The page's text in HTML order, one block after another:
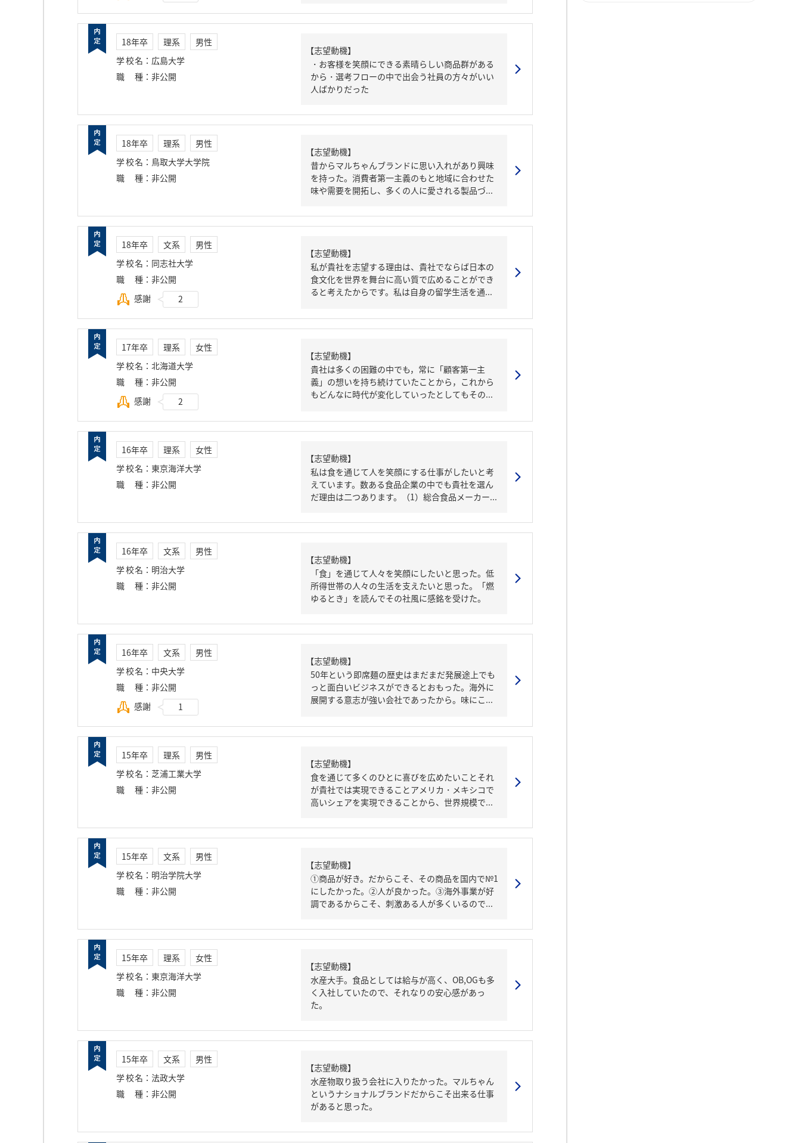
18年卒 理系
男性
学校名 ： 広島大学
職種 ： 非公開
【志望動機】
・お客様を笑顔にできる素晴らしい商品群がある
から・選考フローの中で出会う社員の方々がいい
人ばかりだった
18年卒 理系
男性
学校名 ： 鳥取大学大学院
職種 ： 非公開
【志望動機】
昔からマルちゃんブランドに思い入れがあり興味
を持った。消費者第一主義のもと地域に合わせた
味や需要を開拓し、多くの人に愛される製品づ...
18年卒 文系
男性
学校名 ： 同志社大学
職種 ： 非公開
感謝
2
【志望動機】
私が貴社を志望する理由は、貴社でならば日本の
食文化を世界を舞台に高い質で広めることができ
ると考えたからです。私は自身の留学生活を通...
17年卒 理系
女性
学校名 ： 北海道大学
職種 ： 非公開
感謝
2
【志望動機】
貴社は多くの困難の中でも，常に「顧客第一主
義」の想いを持ち続けていたことから，これから
もどんなに時代が変化していったとしてもその...
16年卒 理系
女性
学校名 ： 東京海洋大学
職種 ： 非公開
【志望動機】
私は食を通じて人を笑顔にする仕事がしたいと考
えています。数ある食品企業の中でも貴社を選ん
だ理由は二つあります。（1）総合食品メーカー...
16年卒 文系
男性
学校名 ： 明治大学
職種 ： 非公開
【志望動機】
「食」を通じて人々を笑顔にしたいと思った。低
所得世帯の人々の生活を支えたいと思った。「燃
ゆるとき」を読んでその社風に感銘を受けた。
16年卒 文系
男性
学校名 ： 中央大学
職種 ： 非公開
感謝
1
【志望動機】
50年という即席麺の歴史はまだまだ発展途上でも
っと面白いビジネスができるとおもった。海外に
展開する意志が強い会社であったから。味にこ...
15年卒 理系
男性
学校名 ： 芝浦工業大学
職種 ： 非公開
【志望動機】
食を通じて多くのひとに喜びを広めたいことそれ
が貴社では実現できることアメリカ・メキシコで
高いシェアを実現できることから、世界規模で...
15年卒 文系
男性
学校名 ： 明治学院大学
職種 ： 非公開
【志望動機】
①商品が好き。だからこそ、その商品を国内で№1
にしたかった。②人が良かった。③海外事業が好
調であるからこそ、刺激ある人が多くいるので...
15年卒 理系
女性
学校名 ： 東京海洋大学
職種 ： 非公開
【志望動機】
水産大手。食品としては給与が高く、OB,OGも多
く入社していたので、それなりの安心感があっ
た。
15年卒 文系
男性
学校名 ： 法政大学
職種 ： 非公開
【志望動機】
水産物取り扱う会社に入りたかった。マルちゃん
というナショナルブランドだからこそ出来る仕事
があると思った。